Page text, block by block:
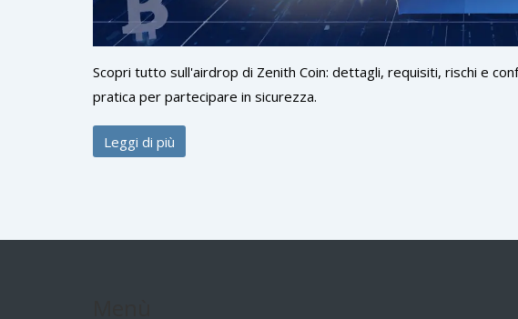
Scopri tutto sull'airdrop di Zenith Coin: dettagli, requisiti, rischi e
pratica per partecipare in sicurezza.
Leggi di più